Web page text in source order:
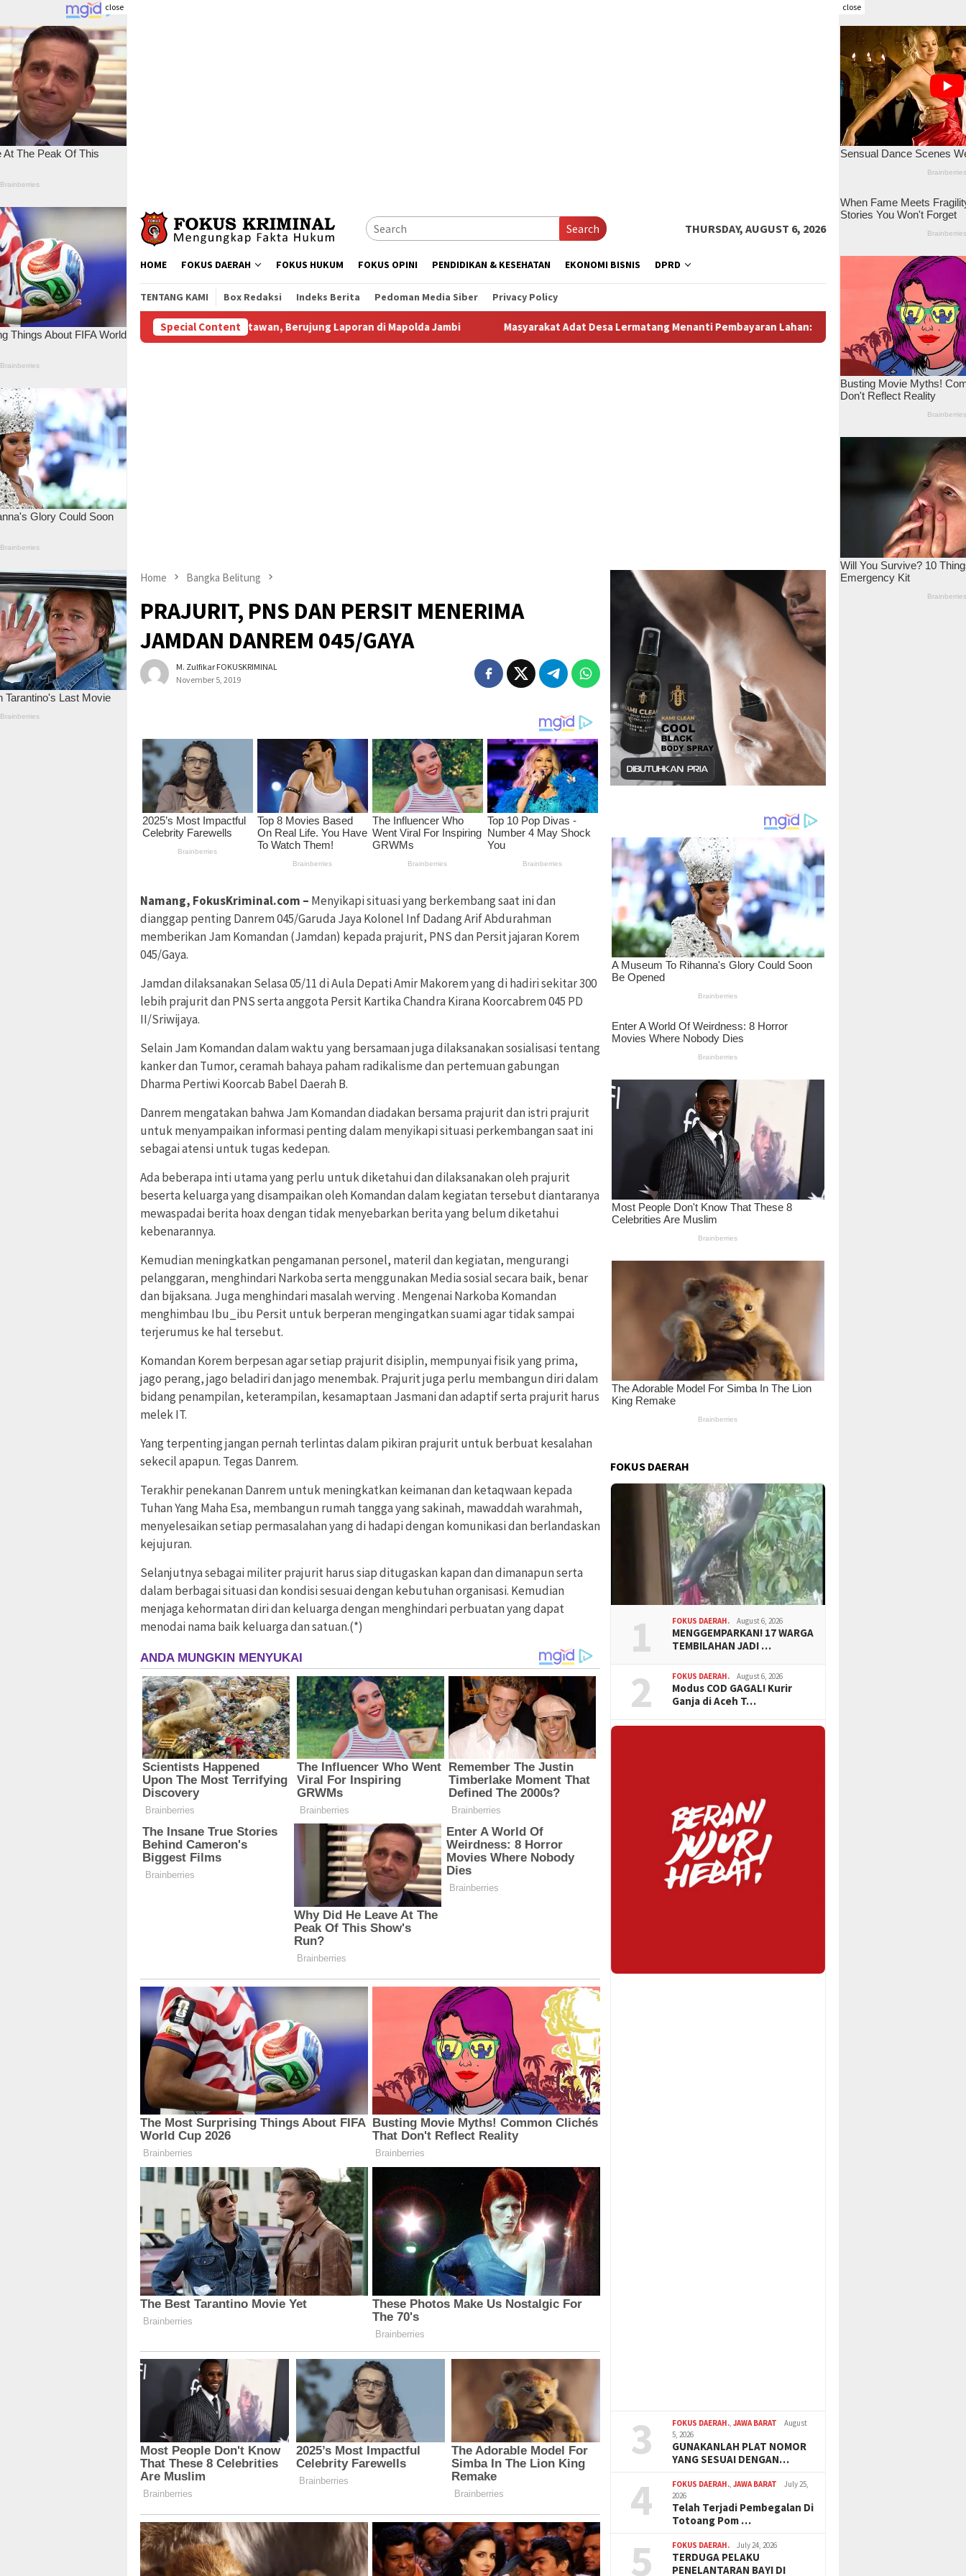
close close
Search THURSDAY, AUGUST 6, 2026
HOME FOKUS DAERAH FOKUS HUKUM FOKUS OPINI PENDIDIKAN & KESEHATAN EKONOMI BISNIS DPRD
TENTANG KAMI Box Redaksi Indeks Berita Pedoman Media Siber Privacy Policy
Special Content
Subsidi Aniaya Wartawan, Berujung Laporan di Mapolda Jambi Masyarakat Adat Desa Lermatang Menanti Pembayaran Lahan: Antara Dugaan Konspirasi dan Bayang-Bayang “Makelar
Home Bangka Belitung
PRAJURIT, PNS DAN PERSIT MENERIMA
JAMDAN DANREM 045/GAYA
M. Zulfikar FOKUSKRIMINAL
November 5, 2019
Namang, FokusKriminal.com – Menyikapi situasi yang berkembang saat ini dan
dianggap penting Danrem 045/Garuda Jaya Kolonel Inf Dadang Arif Abdurahman
memberikan Jam Komandan (Jamdan) kepada prajurit, PNS dan Persit jajaran Korem
045/Gaya.
Jamdan dilaksanakan Selasa 05/11 di Aula Depati Amir Makorem yang di hadiri sekitar 300
lebih prajurit dan PNS serta anggota Persit Kartika Chandra Kirana Koorcabrem 045 PD
II/Sriwijaya.
Selain Jam Komandan dalam waktu yang bersamaan juga dilaksanakan sosialisasi tentang
kanker dan Tumor, ceramah bahaya paham radikalisme dan pertemuan gabungan
Dharma Pertiwi Koorcab Babel Daerah B.
Danrem mengatakan bahwa Jam Komandan diadakan bersama prajurit dan istri prajurit
untuk menyampaikan informasi penting dalam menyikapi situasi perkembangan saat ini
sebagai atensi untuk tugas kedepan.
Ada beberapa inti utama yang perlu untuk diketahui dan dilaksanakan oleh prajurit
beserta keluarga yang disampaikan oleh Komandan dalam kegiatan tersebut diantaranya
mewaspadai berita hoax dengan tidak menyebarkan berita yang belum diketahui
kebenarannya.
Kemudian meningkatkan pengamanan personel, materil dan kegiatan, mengurangi
pelanggaran, menghindari Narkoba serta menggunakan Media sosial secara baik, benar
dan bijaksana. Juga menghindari masalah werving . Mengenai Narkoba Komandan
menghimbau Ibu_ibu Persit untuk berperan mengingatkan suami agar tidak sampai
terjerumus ke hal tersebut.
Komandan Korem berpesan agar setiap prajurit disiplin, mempunyai fisik yang prima,
jago perang, jago beladiri dan jago menembak. Prajurit juga perlu membangun diri dalam
bidang penampilan, keterampilan, kesamaptaan Jasmani dan adaptif serta prajurit harus
melek IT.
Yang terpenting jangan pernah terlintas dalam pikiran prajurit untuk berbuat kesalahan
sekecil apapun. Tegas Danrem.
Terakhir penekanan Danrem untuk meningkatkan keimanan dan ketaqwaan kepada
Tuhan Yang Maha Esa, membangun rumah tangga yang sakinah, mawaddah warahmah,
menyelesaikan setiap permasalahan yang di hadapi dengan komunikasi dan berlandaskan
kejujuran.
Selanjutnya sebagai militer prajurit harus siap ditugaskan kapan dan dimanapun serta
dalam berbagai situasi dan kondisi sesuai dengan kebutuhan organisasi. Kemudian
menjaga kehormatan diri dan keluarga dengan menghindari perbuatan yang dapat
menodai nama baik keluarga dan satuan.(*)
FOKUS DAERAH
1 FOKUS DAERAH. August 6, 2026
MENGGEMPARKAN! 17 WARGA
TEMBILAHAN JADI …
2 FOKUS DAERAH. August 6, 2026
Modus COD GAGAL! Kurir
Ganja di Aceh T…
3 FOKUS DAERAH. ,JAWA BARAT
August
5, 2026
GUNAKANLAH PLAT NOMOR
YANG SESUAI DENGAN…
4 FOKUS DAERAH. ,JAWA BARAT
July 25,
2026
Telah Terjadi Pembegalan Di
Totoang Pom …
5 FOKUS DAERAH. July 24, 2026
TERDUGA PELAKU
PENELANTARAN BAYI DI